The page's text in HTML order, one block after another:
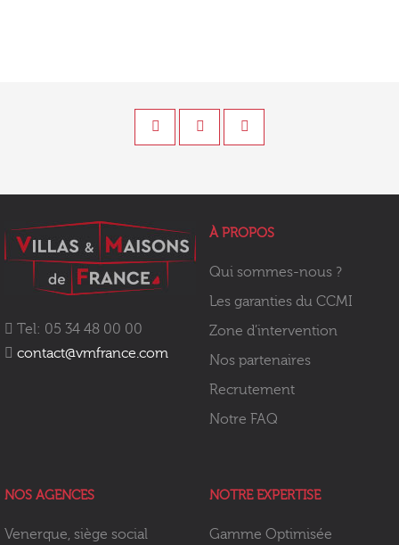
Tel: 05 34 48 00 00
contact@vmfrance.com
À PROPOS
Qui sommes-nous ?
Les garanties du CCMI
Zone d’intervention
Nos partenaires
Recrutement
Notre FAQ
NOS AGENCES
Venerque, siège social
NOTRE EXPERTISE
Gamme Optimisée